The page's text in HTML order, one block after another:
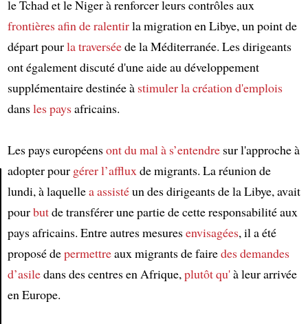
Article
le Tchad et le Niger à renforcer leurs contrôles aux
frontièresafin de ralentirla migration en Libye, un point de
départ pourla traverséede la Méditerranée. Les dirigeants
ont également discuté d'une aide au développement
supplémentaire destinée à stimulerla création d'emplois
dansles paysafricains.
Les pays européensont du mal à s’entendresur l'approche à
adopter pour gérerl’affluxde migrants. La réunion de
lundi, à laquellea assistéun des dirigeants de la Libye, avait
pourbutde transférer une partie de cette responsabilité aux
pays africains. Entre autres mesuresenvisagées, il a été
proposé depermettreaux migrants de fairedes demandes
d’asiledans des centres en Afrique,plutôt qu'à leur arrivée
en Europe.